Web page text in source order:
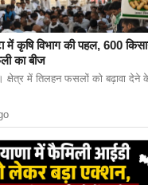
है। एसयूवी में
फीचर्स की
वेंटिलेटेड
में कृषि विभाग की पहल, 600
का बीज
क्षेत्र में तिलहन फसलों को बढ़ावा देने